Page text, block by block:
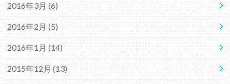
2016年3月 (6)
2016年2月 (5)
2016年1月 (14)
2015年12月 (13)